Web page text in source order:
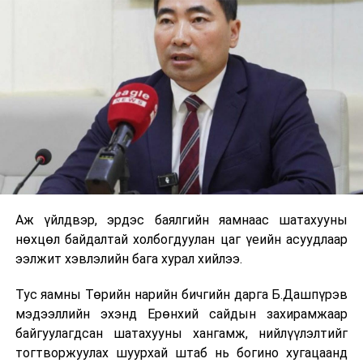
Төсвийн зарлагын хяналтын дэд хороо хуралдав
Төсвийн байнгын хороо өнөөдөр хуралдана
Аж үйлдвэр, эрдэс баялгийн яамнаас шатахууны
нөхцөл байдалтай холбогдуулан цаг үеийн асуудлаар
ээлжит хэвлэлийн бага хурал хийлээ.
Тус яамны Төрийн нарийн бичгийн дарга Б.Дашпүрэв
мэдээллийн эхэнд Ерөнхий сайдын захирамжаар
байгуулагдсан шатахууны хангамж, нийлүүлэлтийг
тогтворжуулах шуурхай штаб нь богино хугацаанд